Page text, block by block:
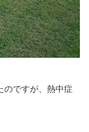
のですが、熱中症